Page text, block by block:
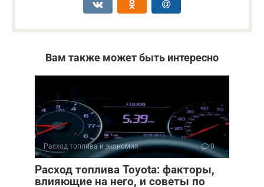
Вам также может быть интересно
Расход топлива и экономия 0
Расход топлива Toyota: факторы,
влияющие на него, и советы по